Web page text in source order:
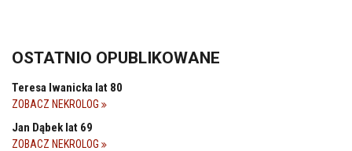
OSTATNIO OPUBLIKOWANE
Teresa Iwanicka lat 80
ZOBACZ NEKROLOG
Jan Dąbek lat 69
ZOBACZ NEKROLOG